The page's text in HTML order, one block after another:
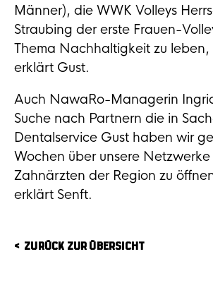
Männer), die WWK Volleys
Straubing der erste Frauen-
Thema Nachhaltigkeit zu
erklärt Gust.
Auch NawaRo-Managerin
Suche nach Partnern die in
Dentalservice Gust haben wir
Wochen über unsere
Zahnärzten der Region zu
erklärt Senft.
ZURÜCK ZUR ÜBERSICHT